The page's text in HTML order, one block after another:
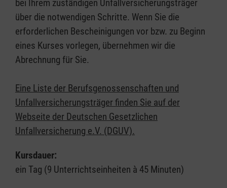
bei Ihrem zuständigen Unfallversicherungsträger
über die notwendigen Schritte. Wenn Sie die
erforderlichen Bescheinigungen vor bzw. zu Beginn
eines Kurses vorlegen, übernehmen wir die
Abrechnung für Sie.
Eine Liste der Berufsgenossenschaften und
Unfallversicherungsträger finden Sie auf der
Webseite der Deutschen Gesetzlichen
Unfallversicherung e.V. (DGUV).
Kursdauer:
ein Tag (9 Unterrichtseinheiten à 45 Minuten)